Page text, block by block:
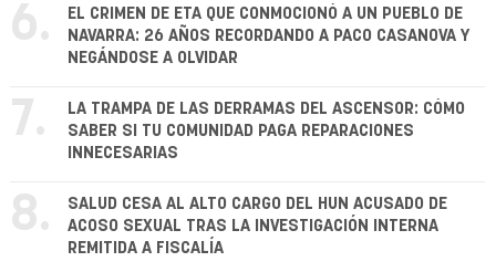
6.
EL CRIMEN DE ETA QUE CONMOCIONÓ A UN PUEBLO DE
NAVARRA: 26 AÑOS RECORDANDO A PACO CASANOVA Y
NEGÁNDOSE A OLVIDAR
7.
LA TRAMPA DE LAS DERRAMAS DEL ASCENSOR: CÓMO
SABER SI TU COMUNIDAD PAGA REPARACIONES
INNECESARIAS
8.
SALUD CESA AL ALTO CARGO DEL HUN ACUSADO DE
ACOSO SEXUAL TRAS LA INVESTIGACIÓN INTERNA
REMITIDA A FISCALÍA